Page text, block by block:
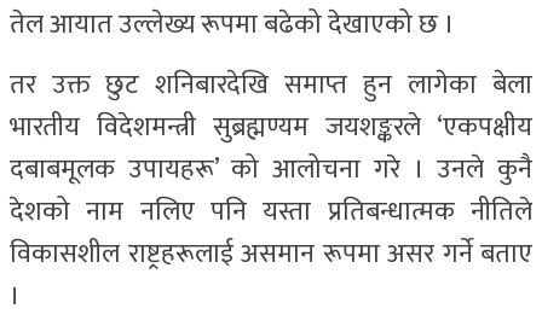
तेल आयात उल्लेख्य रूपमा बढेको देखाएको छ ।
तर उक्त छुट शनिबारदेखि समाप्त हुन लागेका बेला
भारतीय विदेशमन्त्री सुब्रह्मण्यम जयशङ्करले ‘एकपक्षीय
दबाबमूलक उपायहरू’ को आलोचना गरे । उनले कुनै
देशको नाम नलिए पनि यस्ता प्रतिबन्धात्मक नीतिले
विकासशील राष्ट्रहरूलाई असमान रूपमा असर गर्ने बताए
।